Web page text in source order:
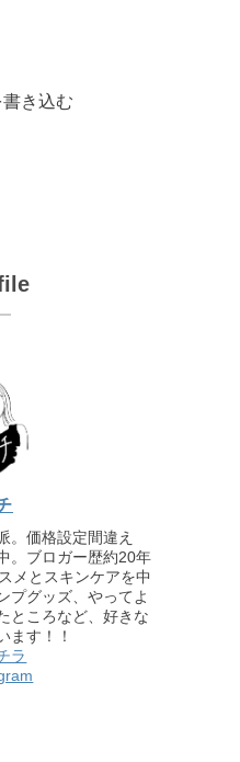
き込む
。価格設定間違え
。ブロガー歴約20年
メとスキンケアを中
プグッズ、やってよ
ところなど、好きな
ます！！
ラ